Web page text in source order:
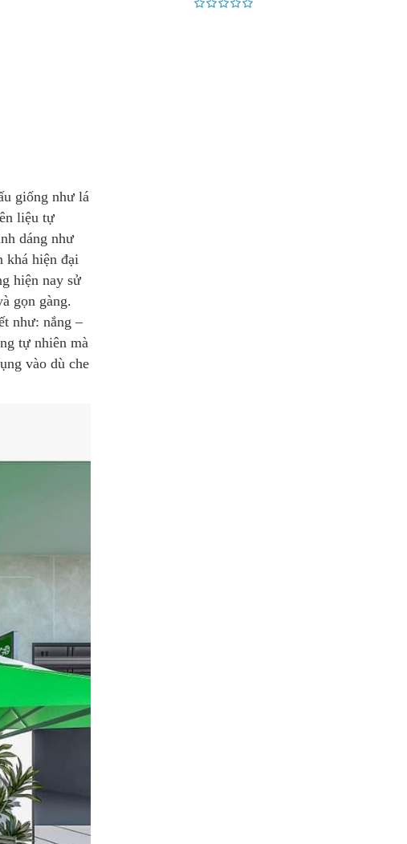
giống như lá
liệu tự
dáng như
khá hiện đại
hiện nay sử
gọn gàng.
như: nắng –
tự nhiên mà
vào dù che